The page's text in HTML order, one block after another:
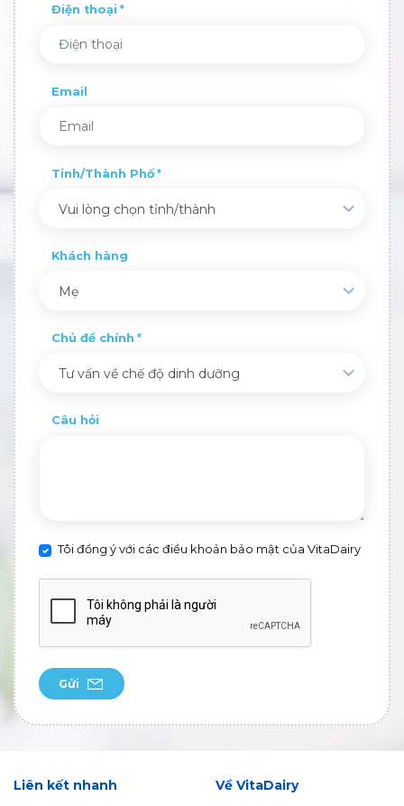
Điện thoại
Email
Tỉnh/Thành Phố
Vui lòng chọn tỉnh/thành
Khách hàng
Mẹ
Chủ đề chính
Tư vấn về chế độ dinh dưỡng
Câu hỏi
Tôi đồng ý với các điều khoản bảo mật của VitaDairy
Gửi
Liên kết nhanh Về VitaDairy